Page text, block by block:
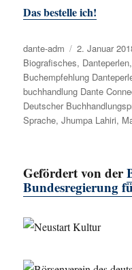
Das bestelle ich!
Autor
dante-adm
Veröffentlicht
am
2. Januar
Biografisches, Danteperlen,
Buchempfehlung
buchhandlung Dante
Deutscher
Sprache,Jhumpa Lahiri,
Gefördert von der
Bundesregierung